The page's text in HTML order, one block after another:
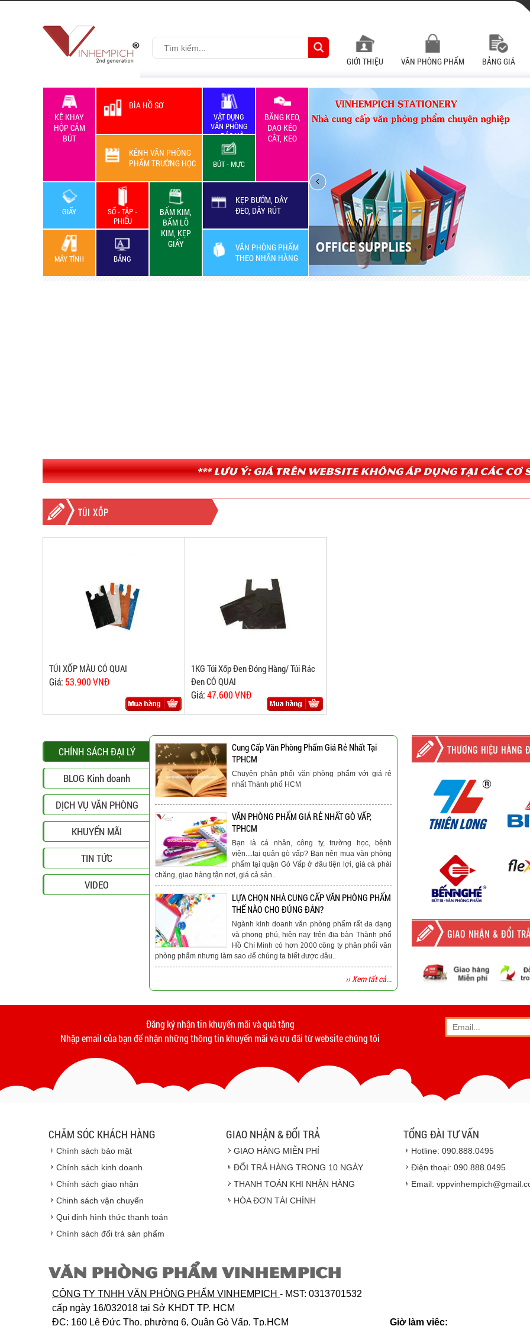
GIỚI THIỆU VĂN PHÒNG PHẨM BẢNG GIÁ
KỆ KHAY
HỘP CẮM
BÚT
BÌA HỒ SƠ
VẬT DỤNG
VĂN PHÒNG
+ BẢO HỘ
LAO ĐỘNG
BĂNG KEO,
DAO KÉO
CẮT, KEO
KÊNH VĂN PHÒNG
PHẨM TRƯỜNG HỌC
BÚT - MỰC
GIẤY
SỔ - TẬP -
PHIẾU
BẤM KIM,
BẤM LỖ
KIM, KẸP
GIẤY
KẸP BƯỚM, DÂY
ĐEO, DÂY RÚT
VĂN PHÒNG PHẨM
THEO NHÃN HÀNG
MÁY TÍNH BẢNG
*** Lưu ý: Giá trên website không áp dụng tại các cơ
TÚI XỐP
TÚI XỐP MÀU CÓ QUAI
Giá: 53.900 VNĐ
1KG Túi Xốp Đen Đóng Hàng/ Túi Rác
Đen CÓ QUAI
Giá:47.600 VNĐ
CHÍNH SÁCH ĐẠI LÝ
BLOG Kinh doanh
DỊCH VỤ VĂN PHÒNG
KHUYẾN MÃI
TIN TỨC
VIDEO
Cung Cấp Văn Phòng Phẩm Giá Rẻ Nhất Tại
TPHCM
Chuyên phân phối văn phòng phẩm với giá rẻ
nhất Thành phố HCM
VĂN PHÒNG PHẨM GIÁ RẺ NHẤT GÒ VẤP,
TPHCM
Bạn là cá nhân, công ty, trường học, bệnh
viện....tại quận gò vấp? Bạn nên mua văn phòng
phẩm tại quận Gò Vấp ở đâu tiện lợi, giá cả phải
chăng, giao hàng tận nơi, giá cả sản..
LỰA CHỌN NHÀ CUNG CẤP VĂN PHÒNG PHẨM
THẾ NÀO CHO ĐÚNG ĐẮN?
Ngành kinh doanh văn phòng phẩm rất đa dạng
và phong phú, hiện nay trên địa bàn Thành phố
Hồ Chí Minh có hơn 2000 công ty phân phối văn
phòng phẩm nhưng làm sao để chúng ta biết được đâu..
›› Xem tất cả...
THƯƠNG HIỆU HÀNG
GIAO NHẬN & ĐỔI
- Phương thức vận
- Thời hạn ước tính
Vinhempich
Đăng ký nhận tin khuyến mãi và quà tặng
Nhập email của bạn để nhận những thông tin khuyến mãi và ưu đãi từ website chúng tôi
CHĂM SÓC KHÁCH HÀNG
Chính sách bảo mật
Chính sách kinh doanh
Chính sách giao nhận
Chinh sách vận chuyển
Qui định hình thức thanh toán
Chính sách đổi trả sản phẩm
GIAO NHẬN & ĐỔI TRẢ
GIAO HÀNG MIỄN PHÍ
ĐỔI TRẢ HÀNG TRONG 10 NGÀY
THANH TOÁN KHI NHẬN HÀNG
HÓA ĐƠN TÀI CHÍNH
TỔNG ĐÀI TƯ VẤN
Hotline: 090.888.0495
Điện thoại: 090.888.0495
Email:
VĂN PHÒNG PHẨM VINHEMPICH
CÔNG TY TNHH VĂN PHÒNG PHẨM VINHEMPICH - MST: 0313701532
cấp ngày 16/032018 tại Sở KHDT TP. HCM
ĐC: 160 Lê Đức Thọ, phường 6, Quận Gò Vấp, Tp.HCM Giờ làm việc: